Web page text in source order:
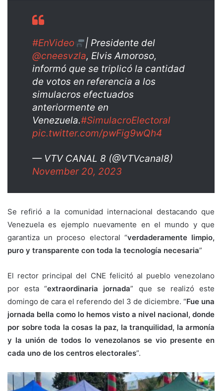
#EnVideo
| Presidente del
@cneesvzla, Elvis Amoroso,
informó que se triplicó la cantidad
de votos en referencia a los
simulacros efectuados
anteriormente en
Venezuela.#SimulacroElectoral
pic.twitter.com/pwFig9wQh4
— VTV CANAL 8 (@VTVcanal8)
November 20, 2023
Se refirió a la comunidad internacional destacando que
Venezuela es ejemplo nuevamente en el mundo y que
garantiza un proceso electoral “verdaderamente limpio,
puro y transparente con toda la tecnología necesaria”
El rector principal del CNE felicitó al pueblo venezolano
por esta “extraordinaria jornada” que se realizó este
domingo de cara el referendo del 3 de diciembre. “Fue una
jornada bella como lo hemos visto a nivel nacional, donde
por sobre toda la cosas la paz, la tranquilidad, la armonía
y la unión de todos lo venezolanos se vio presente en
cada uno de los centros electorales”.